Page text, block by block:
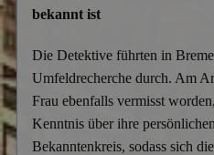
bekannt ist
Die Detektive führten in
Umfeldrecherche durch. Am
Frau ebenfalls vermisst
Kenntnis über ihre
Bekanntenkreis, sodass sich